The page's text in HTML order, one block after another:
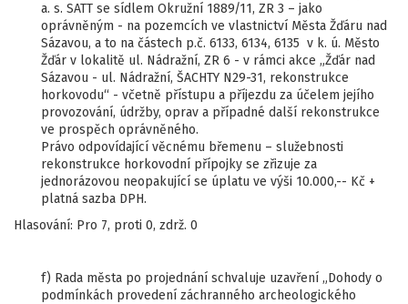
a. s. SATT se sídlem Okružní 1889/11, ZR 3 – jako
oprávněným - na pozemcích ve vlastnictví Města Žďáru nad
Sázavou, a to na částech p.č. 6133, 6134, 6135 v k. ú. Město
Žďár v lokalitě ul. Nádražní, ZR 6 - v rámci akce „Žďár nad
Sázavou - ul. Nádražní, ŠACHTY N29-31, rekonstrukce
horkovodu“ - včetně přístupu a příjezdu za účelem jejího
provozování, údržby, oprav a případné další rekonstrukce
ve prospěch oprávněného.
Právo odpovídající věcnému břemenu – služebnosti
rekonstrukce horkovodní přípojky se zřizuje za
jednorázovou neopakující se úplatu ve výši 10.000,-- Kč +
platná sazba DPH.
Hlasování: Pro 7, proti 0, zdrž. 0
f) Rada města po projednání schvaluje uzavření „Dohody o
podmínkách provedení záchranného archeologického